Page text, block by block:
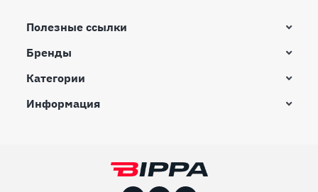
Полезные ссылки
Бренды
Категории
Информация